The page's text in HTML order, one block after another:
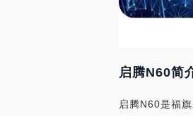
启腾N60简
启腾N60是福